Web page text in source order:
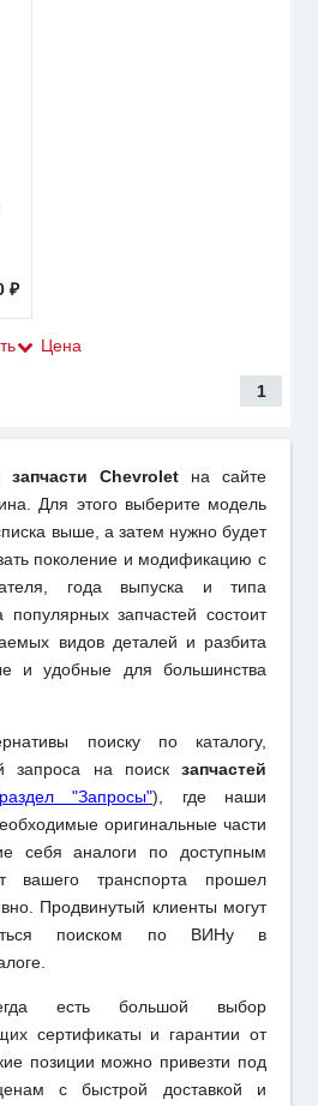
₽
Цена
1
запчасти Chevrolet на сайте
Для этого выберите модель
выше, а затем нужно будет
поколение и модификацию с
года выпуска и типа
запчастей состоит
видов деталей и разбита
и удобные для большинства
поиску по каталогу,
запроса на поиск запчастей
"Запросы"), где наши
оригинальные части
себя аналоги по доступным
вашего транспорта прошел
Продвинутый клиенты могут
поиском по ВИНу в
есть большой выбор
сертификаты и гарантии от
позиции можно привезти под
с быстрой доставкой и